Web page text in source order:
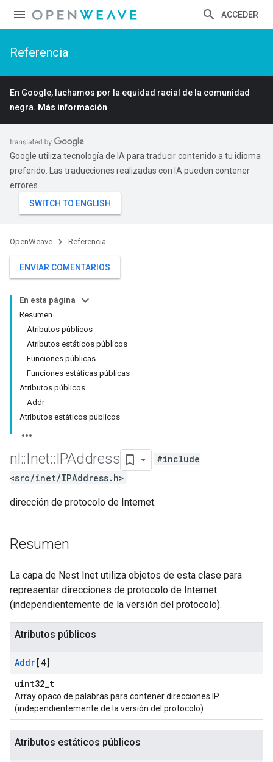
ACCEDER
Referencia
En Google, luchamos por la equidad racial de la comunidad
negra. Más información
Google utiliza tecnología de IA para traducir contenido a tu idioma
preferido. Las traducciones realizadas con IA pueden contener
errores.
OpenWeave Referencia
ENVIAR COMENTARIOS
En esta página
Resumen
Atributos públicos
Atributos estáticos públicos
Funciones públicas
Funciones estáticas públicas
Atributos públicos
Addr
Atributos estáticos públicos
nl ::Inet::IPAddress
#include
<src/inet/IPAddress.h>
dirección de protocolo de Internet.
Resumen
La capa de Nest Inet utiliza objetos de esta clase para
representar direcciones de protocolo de Internet
(independientemente de la versión del protocolo).
Atributos públicos
Addr[4]
uint32_t
Array opaco de palabras para contener direcciones IP
(independientemente de la versión del protocolo)
Atributos estáticos públicos